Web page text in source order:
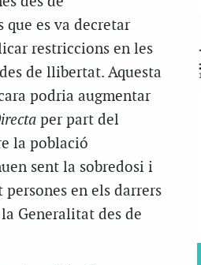
que es va decretar
restriccions en les
de llibertat. Aquesta
podria augmentar
per part del
la població
sent la sobredosi i
en els darrers
Generalitat des de